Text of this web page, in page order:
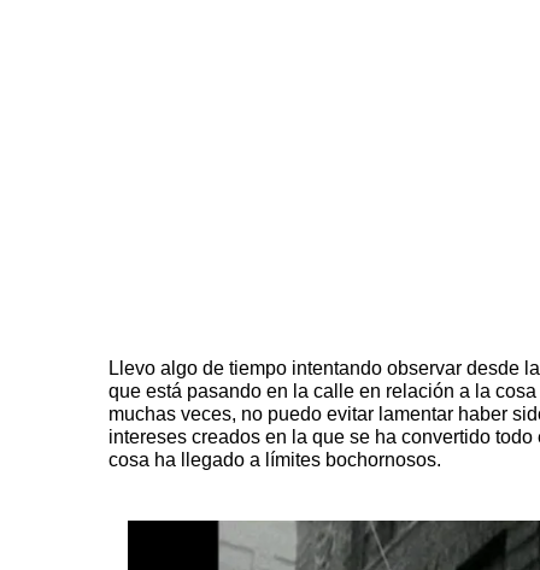
Llevo algo de tiempo intentando observar desde
que está pasando en la calle en relación a la
muchas veces, no puedo evitar lamentar haber
intereses creados en la que se ha convertido
cosa ha llegado a límites bochornosos.